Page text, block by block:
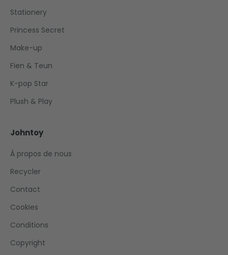
Stationery
Princess Secret
Make-up
Fien & Teun
K-pop Star
Plush & Play
Johntoy
À propos de nous
Recycler
Contact
Cookies
Conditions
Copyright